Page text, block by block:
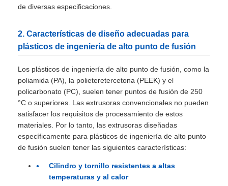
de diversas especificaciones.
2. Características de diseño adecuadas para
plásticos de ingeniería de alto punto de fusión
Los plásticos de ingeniería de alto punto de fusión, como la
poliamida (PA), la polieteretercetona (PEEK) y el
policarbonato (PC), suelen tener puntos de fusión de 250
°C o superiores. Las extrusoras convencionales no pueden
satisfacer los requisitos de procesamiento de estos
materiales. Por lo tanto, las extrusoras diseñadas
específicamente para plásticos de ingeniería de alto punto
de fusión suelen tener las siguientes características:
Cilindro y tornillo resistentes a altas
temperaturas y al calor